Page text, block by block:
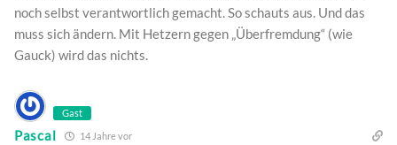
noch selbst verantwortlich gemacht. So schauts aus. Und das
muss sich ändern. Mit Hetzern gegen „Überfremdung“ (wie
Gauck) wird das nichts.
Gast
Pascal 14 Jahre vor